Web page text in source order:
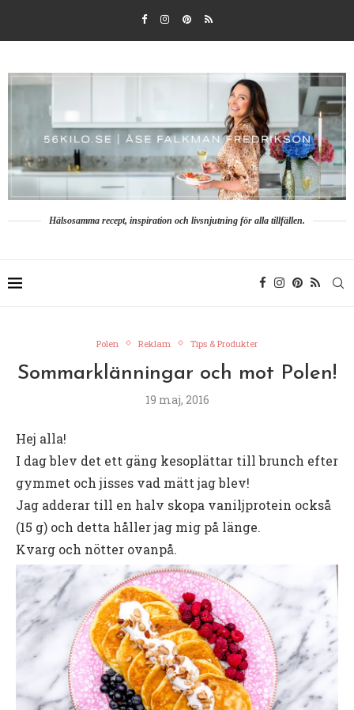
Hälsosamma recept, inspiration och livsnjutning för alla tillfällen.
Polen Reklam Tips & Produkter
Sommarklänningar och mot Polen!
19 maj, 2016
Hej alla!
I dag blev det ett gäng kesoplättar till brunch efter
gymmet och jisses vad mätt jag blev!
Jag adderar till en halv skopa vaniljprotein också
(15 g) och detta håller jag mig på länge.
Kvarg och nötter ovanpå.